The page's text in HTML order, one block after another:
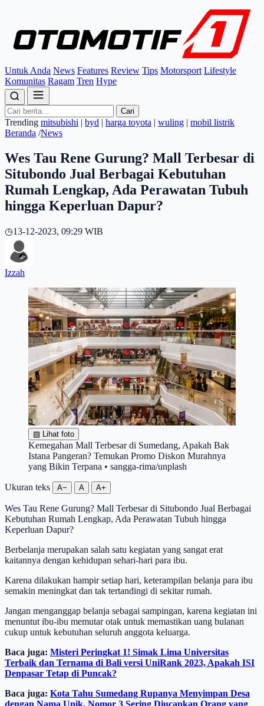
Untuk Anda News Features Review Tips Motorsport Lifestyle
Komunitas Ragam Tren Hype
Cari
Trending mitsubishi | byd | harga toyota | wuling | mobil listrik
Beranda /News
Wes Tau Rene Gurung? Mall Terbesar di
Situbondo Jual Berbagai Kebutuhan
Rumah Lengkap, Ada Perawatan Tubuh
hingga Keperluan Dapur?
◷13-12-2023, 09:29 WIB
Izzah
▧ Lihat foto
Kemegahan Mall Terbesar di Sumedang, Apakah Bak
Istana Pangeran? Temukan Promo Diskon Murahnya
yang Bikin Terpana • sangga-rima/unplash
Ukuran teks A− A A+
Wes Tau Rene Gurung? Mall Terbesar di Situbondo Jual Berbagai
Kebutuhan Rumah Lengkap, Ada Perawatan Tubuh hingga
Keperluan Dapur?
Berbelanja merupakan salah satu kegiatan yang sangat erat
kaitannya dengan kehidupan sehari-hari para ibu.
Karena dilakukan hampir setiap hari, keterampilan belanja para ibu
semakin meningkat dan tak tertandingi di sekitar rumah.
Jangan menganggap belanja sebagai sampingan, karena kegiatan ini
menuntut ibu-ibu memutar otak untuk memastikan uang bulanan
cukup untuk kebutuhan seluruh anggota keluarga.
Baca juga: Misteri Peringkat 1! Simak Lima Universitas
Terbaik dan Ternama di Bali versi UniRank 2023, Apakah ISI
Denpasar Tetap di Puncak?
Baca juga: Kota Tahu Sumedang Rupanya Menyimpan Desa